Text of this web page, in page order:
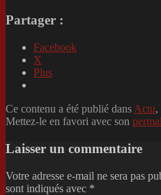
Partager :
Facebook
X
Plus
Ce contenu a été publié dans Actu,
Mettez-le en favori avec son
Laisser un commentaire
Votre adresse e-mail ne sera pas
sont indiqués avec *